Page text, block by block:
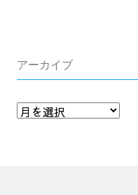
アーカイブ